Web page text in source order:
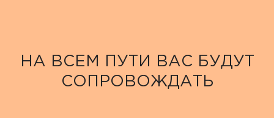
НА ВСЕМ ПУТИ ВАС БУДУТ
СОПРОВОЖДАТЬ